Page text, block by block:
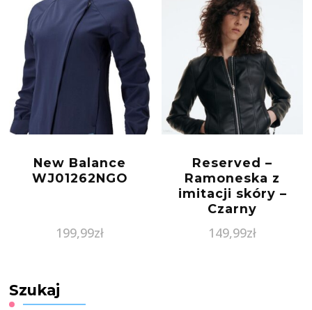
New Balance
WJ01262NGO
199,99zł
Reserved –
Ramoneska z
imitacji skóry –
Czarny
149,99zł
Szukaj